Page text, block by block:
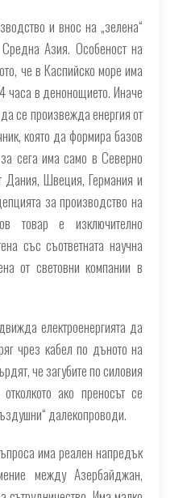
и внос на „зелена“
Азия. Особеност на
че в Каспийско море има
часа в денонощието. Иначе
се произвежда енергия от
която да формира базов
сега има само в Северно
Дания, Швеция, Германия и
за производство на
товар е изключително
със съответната научна
от световни компании в
електроенергията да
чрез кабел по дъното на
че загубите по силовия
ако преносът се
далекопроводи.
има реален напредък
между Азербайджан,